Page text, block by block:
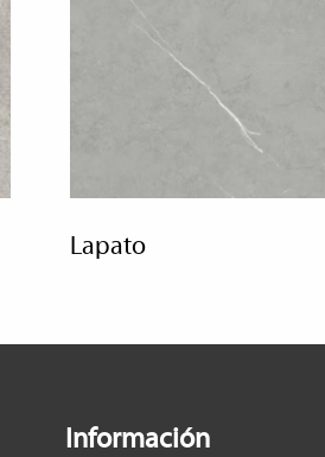
lapato
Información